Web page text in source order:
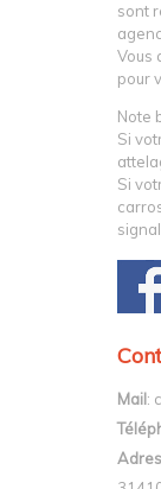
sont
Vous
pour
Note
Si
Si
Mail: